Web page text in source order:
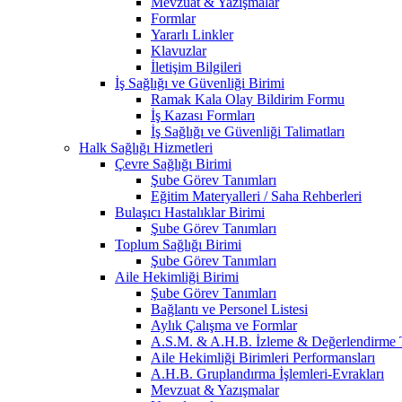
Formlar
Yararlı Linkler
Klavuzlar
İletişim Bilgileri
İş Sağlığı ve Güvenliği Birimi
Ramak Kala Olay Bildirim Formu
İş Kazası Formları
İş Sağlığı ve Güvenliği Talimatları
Halk Sağlığı Hizmetleri
Çevre Sağlığı Birimi
Şube Görev Tanımları
Eğitim Materyalleri / Saha Rehberleri
Bulaşıcı Hastalıklar Birimi
Şube Görev Tanımları
Toplum Sağlığı Birimi
Şube Görev Tanımları
Aile Hekimliği Birimi
Şube Görev Tanımları
Bağlantı ve Personel Listesi
Aylık Çalışma ve Formlar
A.S.M. & A.H.B. İzleme & Değerlendirme
Aile Hekimliği Birimleri Performansları
A.H.B. Gruplandırma İşlemleri-Evrakları
Mevzuat & Yazışmalar